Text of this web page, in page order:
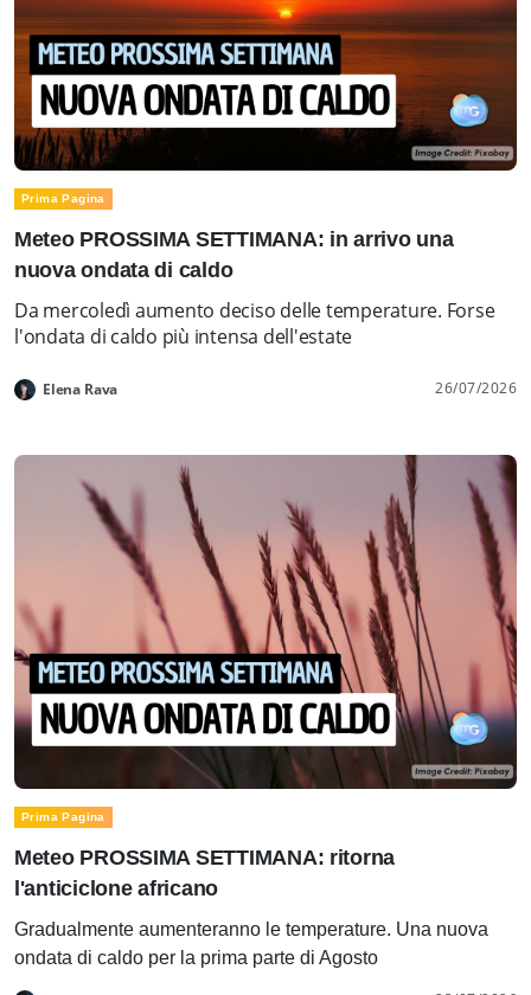
Prima Pagina
Meteo PROSSIMA SETTIMANA: in arrivo una
nuova ondata di caldo
Da mercoledì aumento deciso delle temperature. Forse
l'ondata di caldo più intensa dell'estate
Elena Rava 26/07/2026
Prima Pagina
Meteo PROSSIMA SETTIMANA: ritorna
l'anticiclone africano
Gradualmente aumenteranno le temperature. Una nuova
ondata di caldo per la prima parte di Agosto